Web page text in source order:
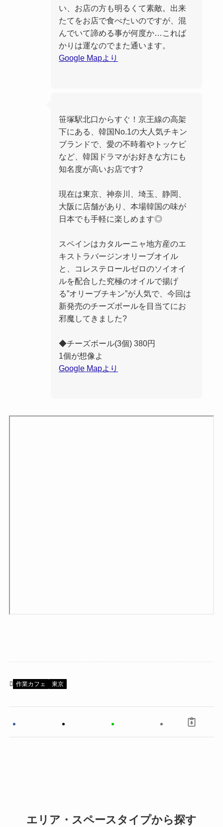
い、お店の方も明るくて素敵。出来
たてをお店で食べたいのですが、混
んでいて諦める事が何度か…これば
かりは運なのでまた通います。
Google Mapより
笹塚駅北口からすぐ！京王線の高架
下にある、韓国No.1の大人気チキン
ブランドで、愛の不時着やトッケビ
など、韓国ドラマがお好きな方にも
知名度が高いお店です?
現在は東京、神奈川、埼玉、静岡、
大阪に店舗があり、本場韓国の味が
日本でも手軽に楽しめます◎
スペインはカタルーニャ地方産のエ
キストラバージンオリーブオイル
と、コレステロールゼロのソイオイ
ルを配合した究極のオイルで揚げ
る”オリーブチキン”が人気で、今回は
新発売のチーズボールを目当てにお
邪魔してきました?
◆チーズボール(3個) 380円
1個が想像よ
Google Mapより
作業カフェ 東京
エリア・スペースタイプから探す